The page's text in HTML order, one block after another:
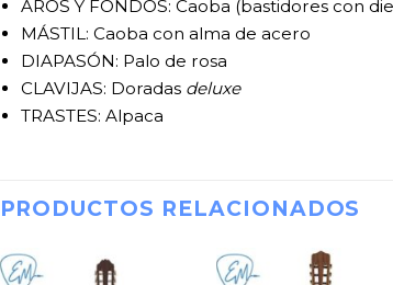
AROS Y FONDOS: Caoba (bastidores con
MÁSTIL: Caoba con alma de acero
DIAPASÓN: Palo de rosa
CLAVIJAS: Doradas deluxe
TRASTES: Alpaca
PRODUCTOS RELACIONADOS